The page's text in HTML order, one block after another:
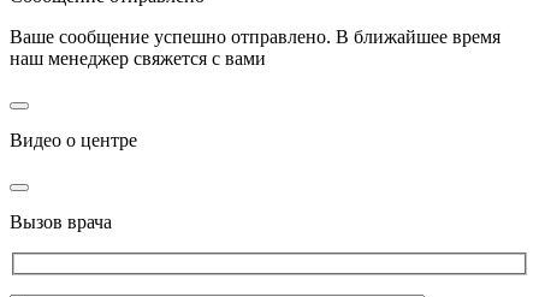
Ваше сообщение успешно отправлено. В ближайшее время
наш менеджер свяжется с вами
Видео о центре
Вызов врача